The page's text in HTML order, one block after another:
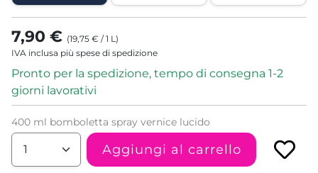
7,90 € (19,75 € /1 L )
IVA inclusa più spese di spedizione
Pronto per la spedizione, tempo di consegna 1-2
giorni lavorativi
400 ml bomboletta spray vernice lucido
Aggiungi al carrello